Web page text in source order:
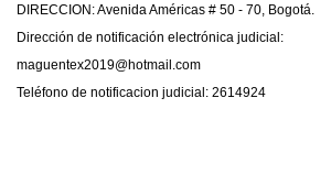
DIRECCION: Avenida Américas # 50 - 70, Bogotá.
Dirección de notificación electrónica judicial:
maguentex2019@hotmail.com
Teléfono de notificacion judicial: 2614924